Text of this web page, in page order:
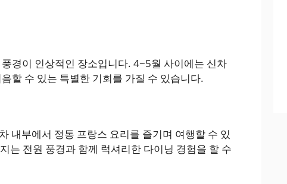
경이 인상적인 장소입니다. 4~5월 사이에는 신차
할 수 있는 특별한 기회를 가질 수 있습니다.
내부에서 정통 프랑스 요리를 즐기며 여행할 수 있
는 전원 풍경과 함께 럭셔리한 다이닝 경험을 할 수